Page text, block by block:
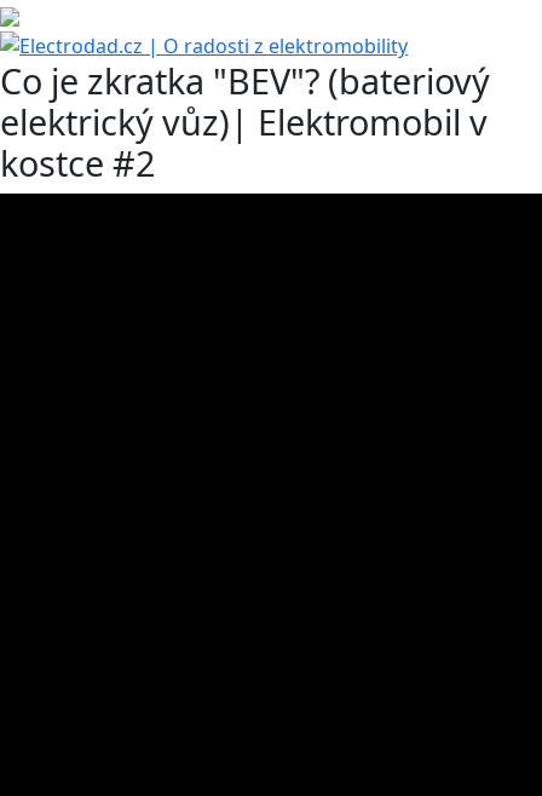
Co je zkratka "BEV"? (bateriový
elektrický vůz)| Elektromobil v
kostce #2